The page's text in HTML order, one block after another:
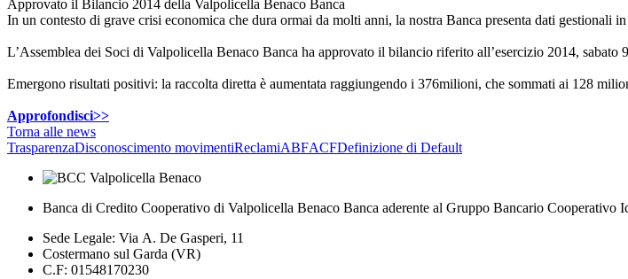
Approvato il Bilancio 2014 della Valpolicella Benaco Banca
In un contesto di grave crisi economica che dura ormai da molti anni, la nostra Banca presenta dati gestionali
L’Assemblea dei Soci di Valpolicella Benaco Banca ha approvato il bilancio riferito all’esercizio 2014,
Emergono risultati positivi: la raccolta diretta è aumentata raggiungendo i 376milioni, che sommati ai 128
Approfondisci>>
Torna alle news
TrasparenzaDisconoscimento movimentiReclamiABFACFDefinizione di Default
Banca di Credito Cooperativo di Valpolicella Benaco Banca aderente al Gruppo Bancario Cooperativo
Sede Legale: Via A. De Gasperi, 11
Costermano sul Garda (VR)
C.F: 01548170230